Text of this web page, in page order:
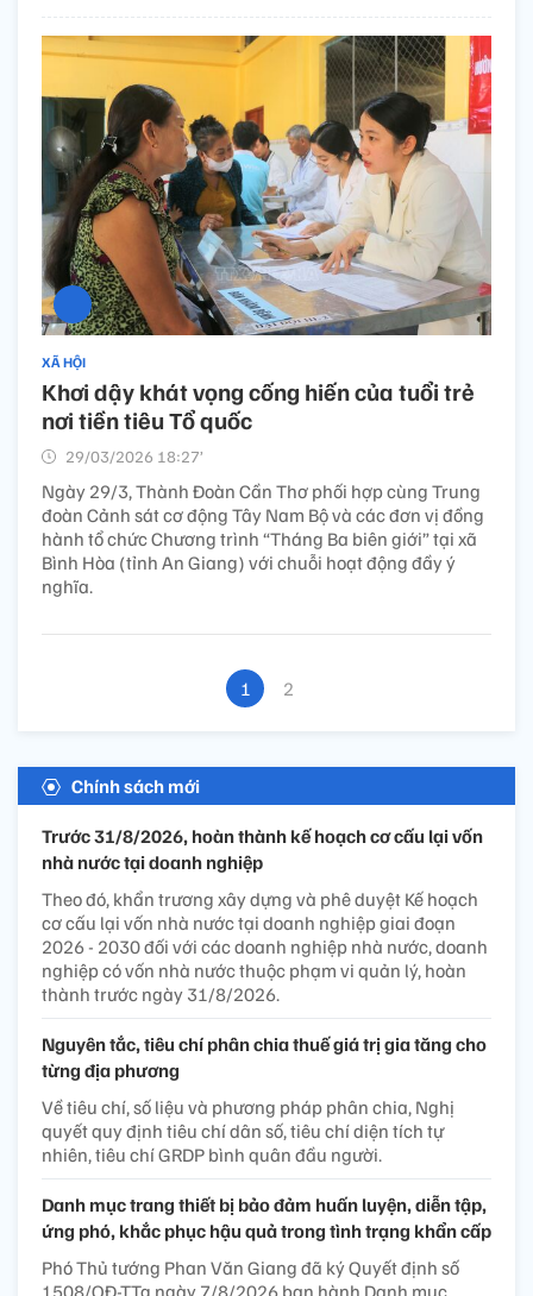
XÃ HỘI
Khơi dậy khát vọng cống hiến của tuổi trẻ
nơi tiền tiêu Tổ quốc
29/03/2026 18:27’
Ngày 29/3, Thành Đoàn Cần Thơ phối hợp cùng Trung
đoàn Cảnh sát cơ động Tây Nam Bộ và các đơn vị đồng
hành tổ chức Chương trình “Tháng Ba biên giới” tại xã
Bình Hòa (tỉnh An Giang) với chuỗi hoạt động đầy ý
nghĩa.
1 2
Chính sách mới
Trước 31/8/2026, hoàn thành kế hoạch cơ cấu lại vốn
nhà nước tại doanh nghiệp
Theo đó, khẩn trương xây dựng và phê duyệt Kế hoạch
cơ cấu lại vốn nhà nước tại doanh nghiệp giai đoạn
2026 - 2030 đối với các doanh nghiệp nhà nước, doanh
nghiệp có vốn nhà nước thuộc phạm vi quản lý, hoàn
thành trước ngày 31/8/2026.
Nguyên tắc, tiêu chí phân chia thuế giá trị gia tăng cho
từng địa phương
Về tiêu chí, số liệu và phương pháp phân chia, Nghị
quyết quy định tiêu chí dân số, tiêu chí diện tích tự
nhiên, tiêu chí GRDP bình quân đầu người.
Danh mục trang thiết bị bảo đảm huấn luyện, diễn tập,
ứng phó, khắc phục hậu quả trong tình trạng khẩn cấp
Phó Thủ tướng Phan Văn Giang đã ký Quyết định số
1508/QĐ-TTg ngày 7/8/2026 ban hành Danh mục